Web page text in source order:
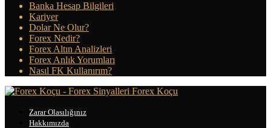
Banka Hesap Bilgileri
Kariyer
Dolar Ne Olur?
Forex Nedir?
Forex Altın Analizleri
Forex Anlık Yorumları
Nasıl FK Kullanırım?
Forex Koçu
Zarar Olasılığınız
Hakkımızda